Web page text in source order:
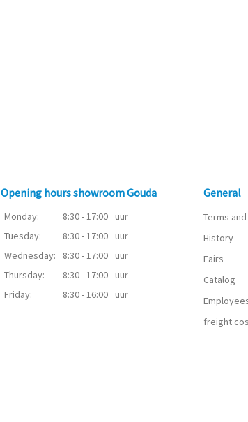
Opening hours showroom Gouda
Monday: 8:30 - 17:00 uur
Tuesday:
8:30 - 17:00 uur
Wednesday:
8:30 - 17:00 uur
Thursday:
8:30 - 17:00 uur
Friday:
8:30 - 16:00 uur
General
Terms
History
Fairs
Catalog
freight